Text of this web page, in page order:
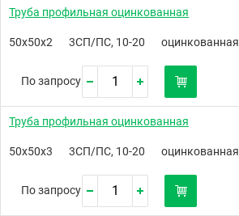
Труба профильная оцинкованная
50х50х2 3СП/ПС, 10-20 оцинкованная
По запросу
Труба профильная оцинкованная
50х50х3 3СП/ПС, 10-20 оцинкованная
По запросу